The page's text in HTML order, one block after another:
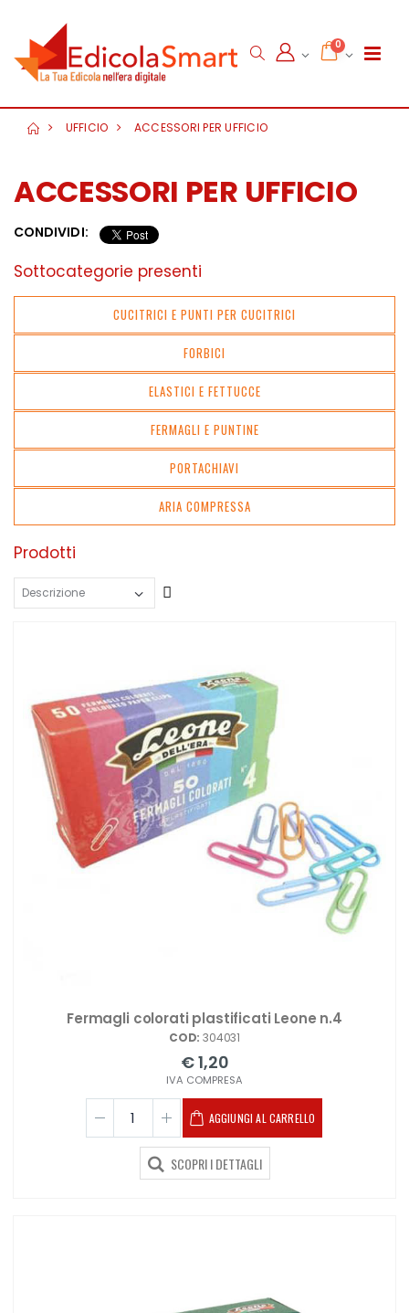
0
UFFICIO ACCESSORI PER UFFICIO
ACCESSORI PER UFFICIO
CONDIVIDI:
Sottocategorie presenti
CUCITRICI E PUNTI PER CUCITRICI
FORBICI
ELASTICI E FETTUCCE
FERMAGLI E PUNTINE
PORTACHIAVI
ARIA COMPRESSA
Prodotti
Fermagli colorati plastificati Leone n.4
COD: 304031
€ 1,20
IVA COMPRESA
AGGIUNGI AL CARRELLO
SCOPRI I DETTAGLI